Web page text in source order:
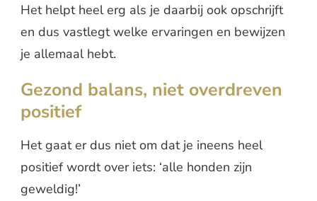
Het helpt heel erg als je daarbij ook opschrijft
en dus vastlegt welke ervaringen en bewijzen
je allemaal hebt.
Gezond balans, niet overdreven
positief
Het gaat er dus niet om dat je ineens heel
positief wordt over iets: ‘alle honden zijn
geweldig!’